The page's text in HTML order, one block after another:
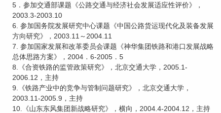
5．参加交通部课题《公路交通与经济社会发展适应性评价》，
2003.3-2003.10
6. 参加国务院发展研究中心课题《中国公路货运现代化及装备发展
方向研究》，2003.11～2004.11
7. 参加国家发展和改革委员会课题《神华集团铁路和港口发展战略
总体思路方案》，2004．6-2005．5
8.《合资铁路的监管政策研究》，北京交通大学，2005.1-
2006.12，主持
9.《铁路产业中的竞争与管制问题研究》，北京交通大学，
2003.11-2005.9，主持
10.《山东东风集团新战略研究》，横向，2004.4-2004.12，主持